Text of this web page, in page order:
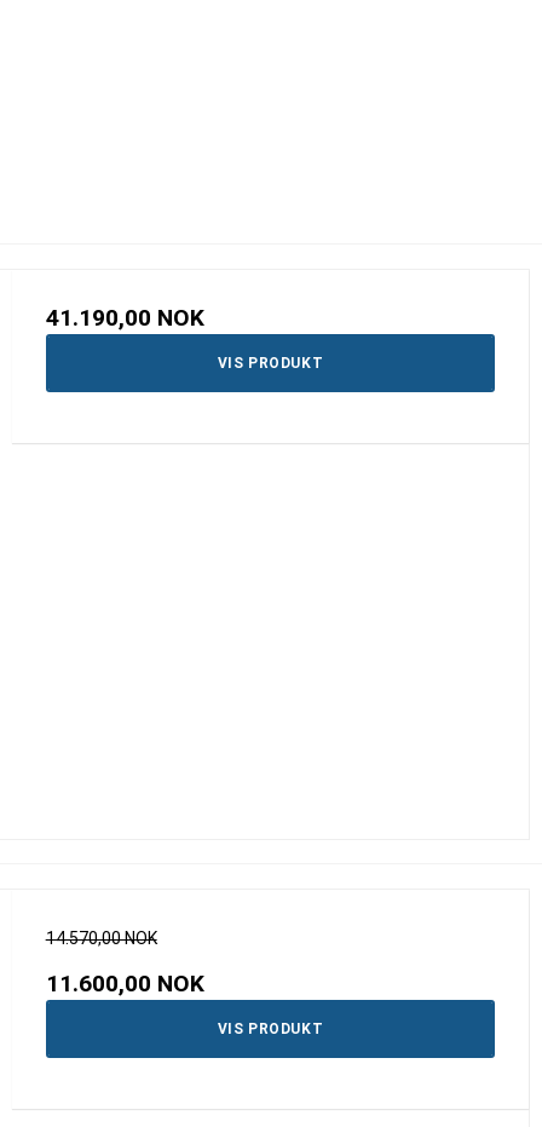
41.190,00 NOK
VIS PRODUKT
14.570,00 NOK
11.600,00 NOK
VIS PRODUKT